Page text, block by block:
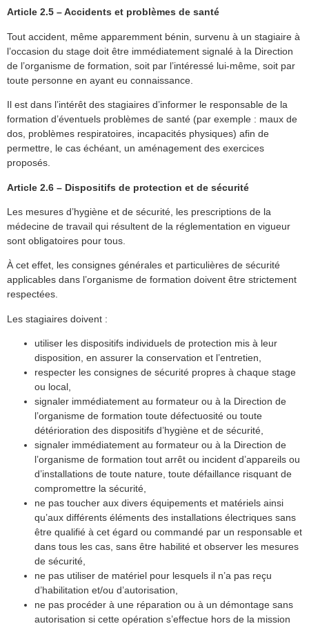
Article 2.5 – Accidents et problèmes de santé
Tout accident, même apparemment bénin, survenu à un stagiaire à
l’occasion du stage doit être immédiatement signalé à la Direction
de l’organisme de formation, soit par l’intéressé lui-même, soit par
toute personne en ayant eu connaissance.
Il est dans l’intérêt des stagiaires d’informer le responsable de la
formation d’éventuels problèmes de santé (par exemple : maux de
dos, problèmes respiratoires, incapacités physiques) afin de
permettre, le cas échéant, un aménagement des exercices
proposés.
Article 2.6 – Dispositifs de protection et de sécurité
Les mesures d’hygiène et de sécurité, les prescriptions de la
médecine de travail qui résultent de la réglementation en vigueur
sont obligatoires pour tous.
À cet effet, les consignes générales et particulières de sécurité
applicables dans l’organisme de formation doivent être strictement
respectées.
Les stagiaires doivent :
utiliser les dispositifs individuels de protection mis à leur
disposition, en assurer la conservation et l’entretien,
respecter les consignes de sécurité propres à chaque stage
ou local,
signaler immédiatement au formateur ou à la Direction de
l’organisme de formation toute défectuosité ou toute
détérioration des dispositifs d’hygiène et de sécurité,
signaler immédiatement au formateur ou à la Direction de
l’organisme de formation tout arrêt ou incident d’appareils ou
d’installations de toute nature, toute défaillance risquant de
compromettre la sécurité,
ne pas toucher aux divers équipements et matériels ainsi
qu’aux différents éléments des installations électriques sans
être qualifié à cet égard ou commandé par un responsable et
dans tous les cas, sans être habilité et observer les mesures
de sécurité,
ne pas utiliser de matériel pour lesquels il n’a pas reçu
d’habilitation et/ou d’autorisation,
ne pas procéder à une réparation ou à un démontage sans
autorisation si cette opération s’effectue hors de la mission